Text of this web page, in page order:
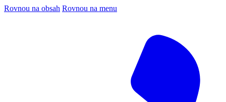
Rovnou na obsah Rovnou na menu